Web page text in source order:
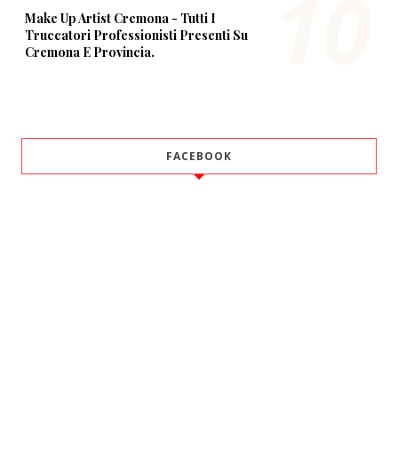
Make Up Artist Cremona - Tutti I
Truccatori Professionisti Presenti Su
Cremona E Provincia.
FACEBOOK